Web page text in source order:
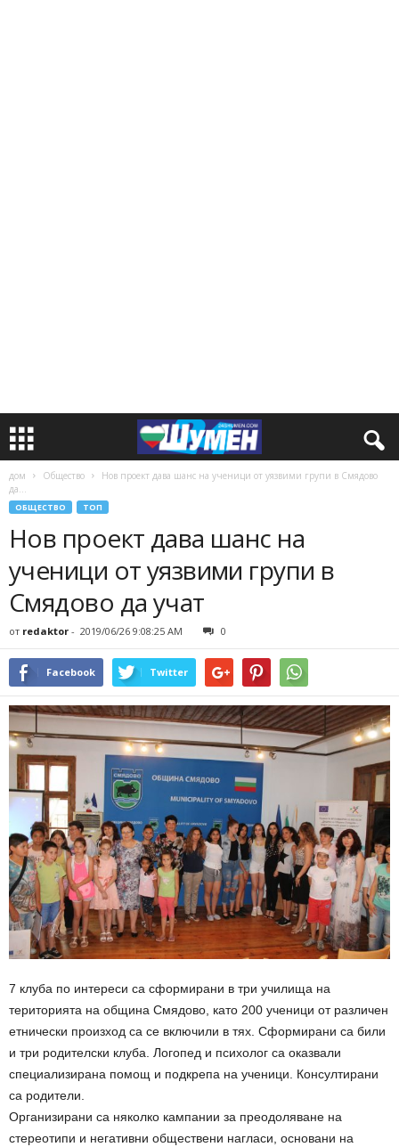
дом Общество
Нов проект дава шанс на ученици от уязвими групи в Смядово
да...
ОБЩЕСТВО ТОП
Нов проект дава шанс на
ученици от уязвими групи в
Смядово да учат
от redaktor - 2019/06/26 9:08:25 AM 0
Facebook Twitter
7 клуба по интереси са сформирани в три училища на
територията на община Смядово, като 200 ученици от различен
етнически произход са се включили в тях. Сформирани са били
и три родителски клуба. Логопед и психолог са оказвали
специализирана помощ и подкрепа на ученици. Консултирани
са родители.
Организирани са няколко кампании за преодоляване на
стереотипи и негативни обществени нагласи, основани на